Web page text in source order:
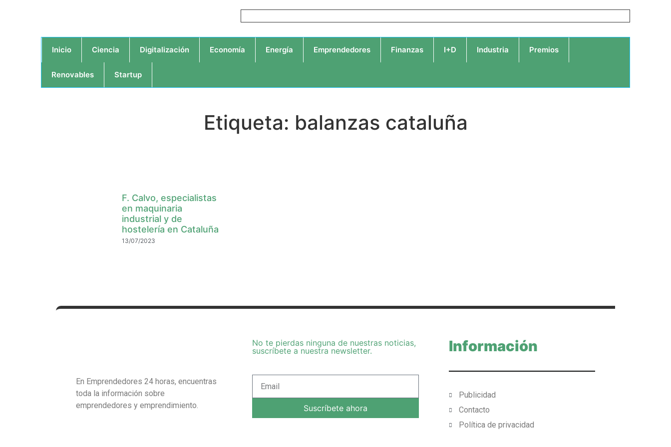
Inicio Ciencia Digitalización Economía Energía Emprendedores Finanzas I+D Industria Premios
Renovables Startup
Etiqueta: balanzas cataluña
F. Calvo, especialistas
en maquinaria
industrial y de
hostelería en Cataluña
13/07/2023
En Emprendedores 24 horas, encuentras
toda la información sobre
emprendedores y emprendimiento.
No te pierdas ninguna de nuestras noticias,
suscríbete a nuestra newsletter.
Suscríbete ahora
Información
Publicidad
Contacto
Política de privacidad